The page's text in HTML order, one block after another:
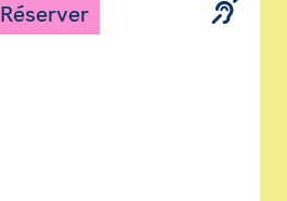
Réserver